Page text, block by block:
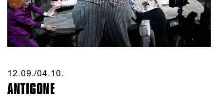
12.09./​04.10.​
ANTIGONE